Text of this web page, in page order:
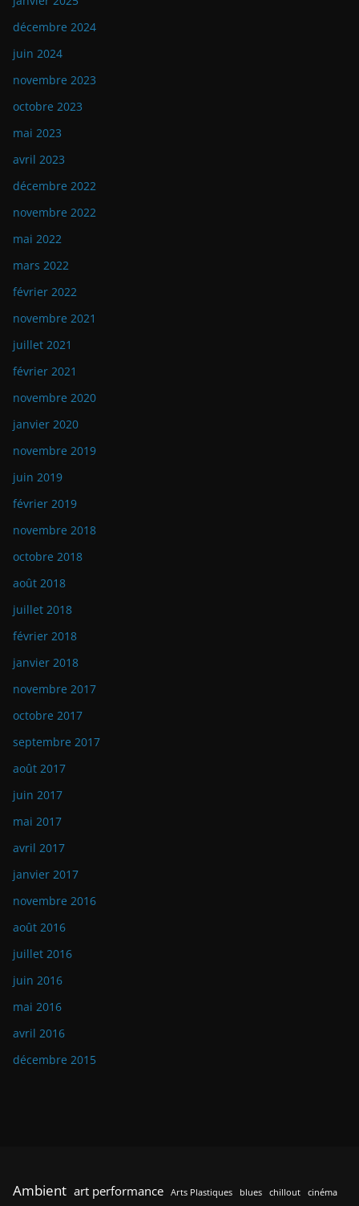
décembre 2024
juin 2024
novembre 2023
octobre 2023
mai 2023
avril 2023
décembre 2022
novembre 2022
mai 2022
mars 2022
février 2022
novembre 2021
juillet 2021
février 2021
novembre 2020
janvier 2020
novembre 2019
juin 2019
février 2019
novembre 2018
octobre 2018
août 2018
juillet 2018
février 2018
janvier 2018
novembre 2017
octobre 2017
septembre 2017
août 2017
juin 2017
mai 2017
avril 2017
janvier 2017
novembre 2016
août 2016
juillet 2016
juin 2016
mai 2016
avril 2016
décembre 2015
Ambient art performance Arts Plastiques blues chillout cinéma